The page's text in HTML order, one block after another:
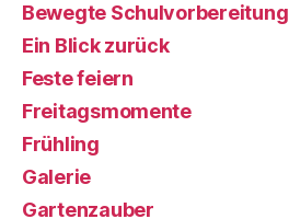
Bewegte Schulvorbereitung
Ein Blick zurück
Feste feiern
Freitagsmomente
Frühling
Galerie
Gartenzauber